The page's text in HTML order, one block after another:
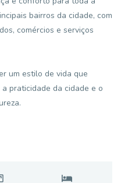
bairros da cidade, com
comércios e serviços
um estilo de vida que
praticidade da cidade e o